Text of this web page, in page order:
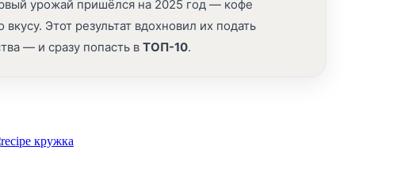
урожай пришёлся на 2025 год — кофе
Этот результат вдохновил их подать
— и сразу попасть в ТОП-10.
кружка